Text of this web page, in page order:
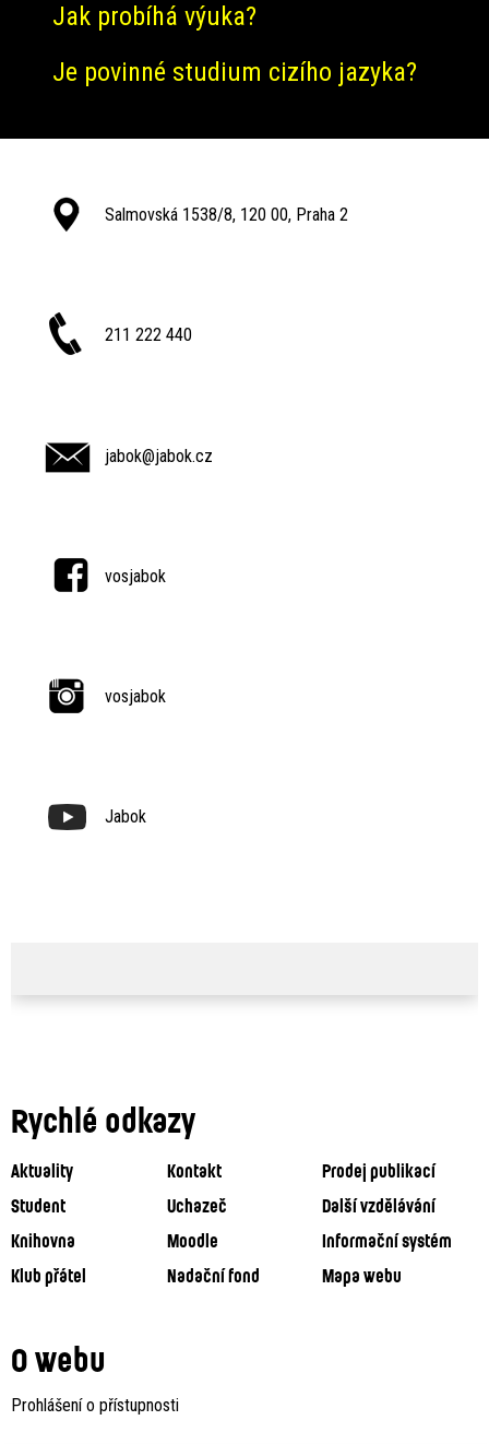
Jak probíhá výuka?
Je povinné studium cizího jazyka?
Salmovská 1538/8, 120 00, Praha 2
211 222 440
jabok@jabok.cz
vosjabok
vosjabok
Jabok
Rychlé odkazy
Aktuality Kontakt
Prodej publikací
Student
Uchazeč
Další vzdělávání
Knihovna
Moodle
Informační systém
Klub přátel
Nadační fond Mapa webu
O webu
Prohlášení o přístupnosti